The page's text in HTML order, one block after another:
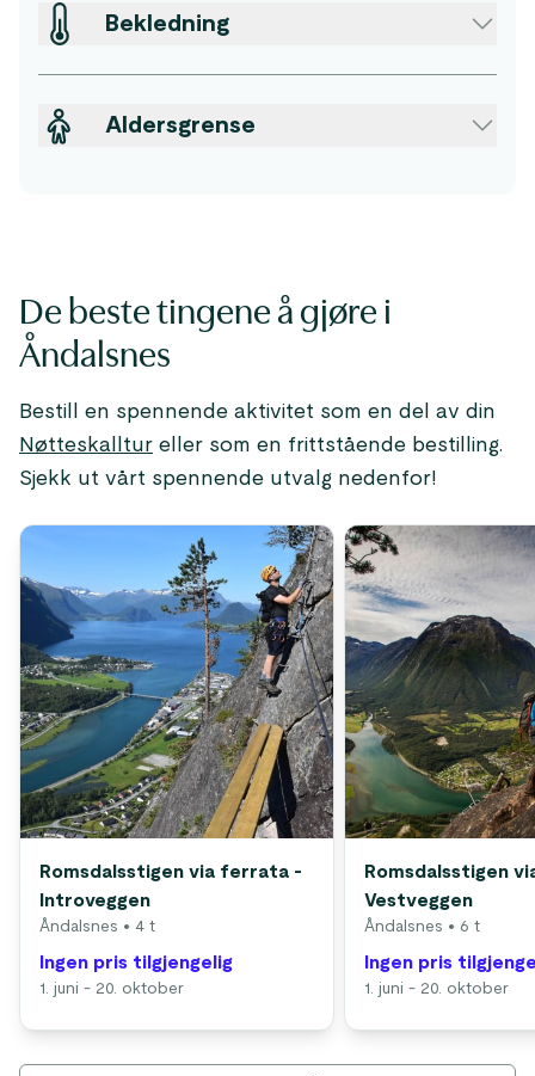
Bekledning
Aldersgrense
De beste tingene å gjøre i
Åndalsnes
Bestill en spennende aktivitet som en del av din
Nøtteskalltur eller som en frittstående bestilling.
Sjekk ut vårt spennende utvalg nedenfor!
Romsdalsstigen via ferrata -
Introveggen
Åndalsnes • 4 t
Ingen pris tilgjengelig
1. juni - 20. oktober
Romsdalsstigen
Vestveggen
Åndalsnes • 6 t
Ingen pris
1. juni - 20. oktober